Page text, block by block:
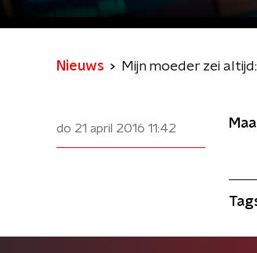
Nieuws Mijn moeder zei
do 21 april 2016 11:42